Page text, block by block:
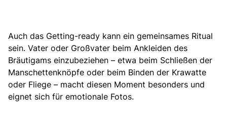
Auch das Getting-ready kann ein gemeinsames Ritual
sein. Vater oder Großvater beim Ankleiden des
Bräutigams einzubeziehen – etwa beim Schließen der
Manschettenknöpfe oder beim Binden der Krawatte
oder Fliege – macht diesen Moment besonders und
eignet sich für emotionale Fotos.